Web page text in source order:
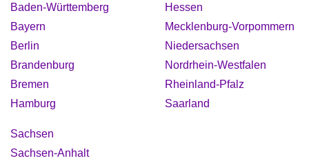
Baden-Württemberg
Bayern
Berlin
Brandenburg
Bremen
Hamburg
Hessen
Mecklenburg-Vorpommern
Niedersachsen
Nordrhein-Westfalen
Rheinland-Pfalz
Saarland
Sachsen
Sachsen-Anhalt